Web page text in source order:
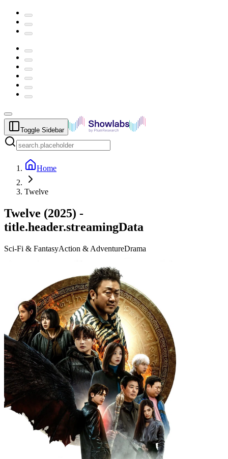
Toggle Sidebar
Home
Twelve
Twelve (2025) -
title.header.streamingData
Sci-Fi & FantasyAction & AdventureDrama